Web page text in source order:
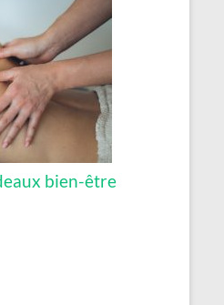
bien-être